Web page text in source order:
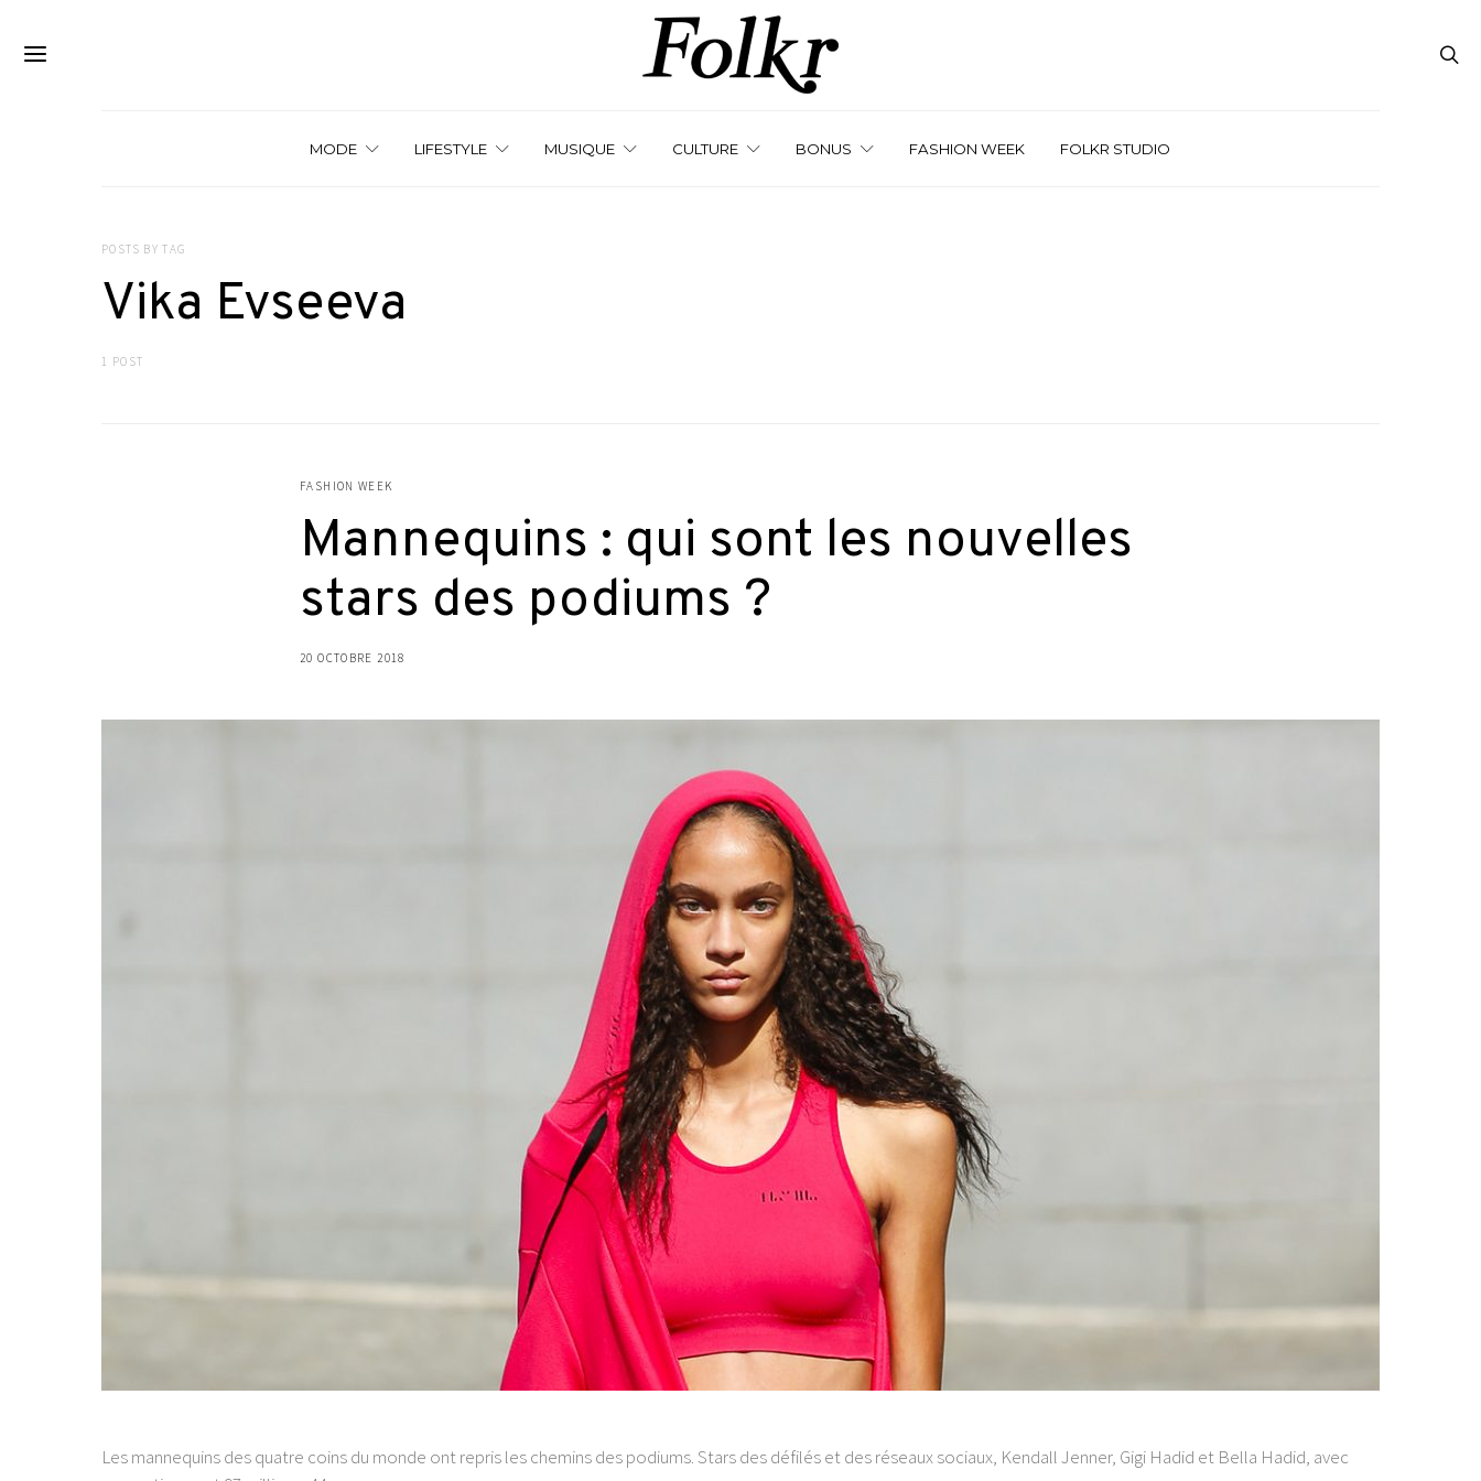
MODE LIFESTYLE MUSIQUE CULTURE BONUS FASHION WEEK FOLKR STUDIO
POSTS BY TAG
Vika Evseeva
1 POST
FASHION WEEK
Mannequins : qui sont les nouvelles
stars des podiums ?
20 OCTOBRE 2018
Les mannequins des quatre coins du monde ont repris les chemins des podiums. Stars des défilés et des réseaux sociaux, Kendall Jenner, Gigi Hadid et Bella Hadid, avec